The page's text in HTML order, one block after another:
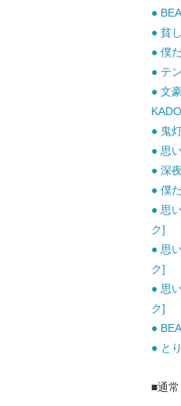
●
● 貧
● 僕
● テ
● 文
● 鬼
● 思
● 深
● 僕
● 思
ク]
● 思
ク]
● 思
ク]
●
● と
■通常